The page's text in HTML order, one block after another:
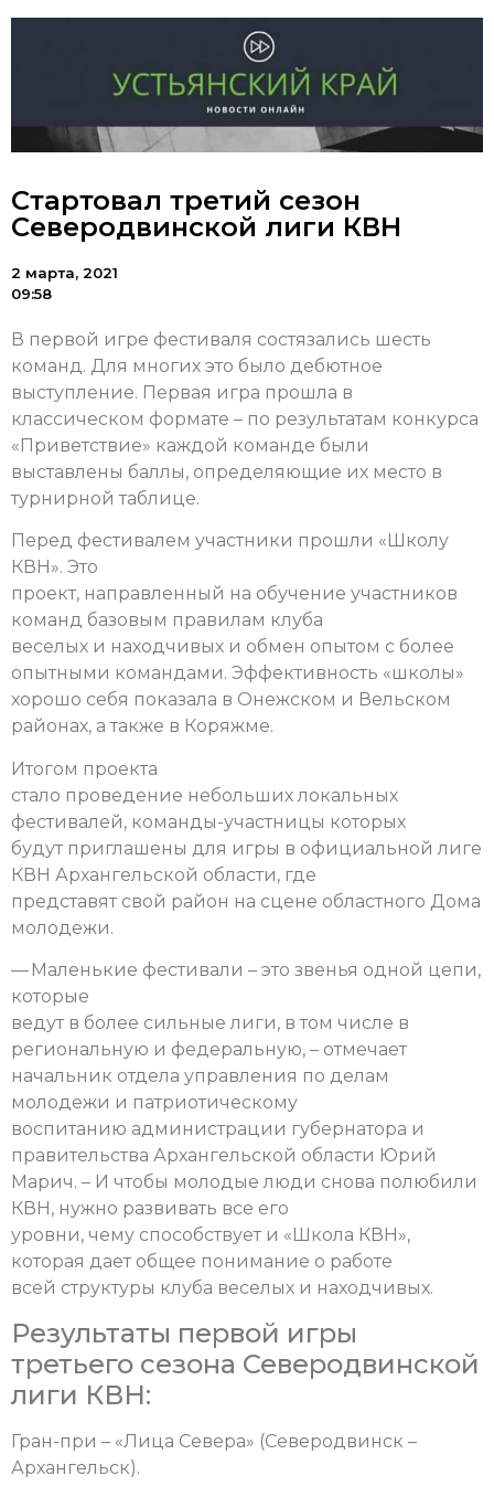
Стартовал третий сезон
Северодвинской лиги КВН
2 марта, 2021
09:58
В первой игре фестиваля состязались шесть
команд. Для многих это было дебютное
выступление. Первая игра прошла в
классическом формате – по результатам конкурса
«Приветствие» каждой команде были
выставлены баллы, определяющие их место в
турнирной таблице.
Перед фестивалем участники прошли «Школу
КВН». Это
проект, направленный на обучение участников
команд базовым правилам клуба
веселых и находчивых и обмен опытом с более
опытными командами. Эффективность «школы»
хорошо себя показала в Онежском и Вельском
районах, а также в Коряжме.
Итогом проекта
стало проведение небольших локальных
фестивалей, команды-участницы которых
будут приглашены для игры в официальной лиге
КВН Архангельской области, где
представят свой район на сцене областного Дома
молодежи.
— Маленькие фестивали – это звенья одной цепи,
которые
ведут в более сильные лиги, в том числе в
региональную и федеральную, – отмечает
начальник отдела управления по делам
молодежи и патриотическому
воспитанию администрации губернатора и
правительства Архангельской области Юрий
Марич. – И чтобы молодые люди снова полюбили
КВН, нужно развивать все его
уровни, чему способствует и «Школа КВН»,
которая дает общее понимание о работе
всей структуры клуба веселых и находчивых.
Результаты первой игры
третьего сезона Северодвинской
лиги КВН:
Гран-при – «Лица Севера» (Северодвинск –
Архангельск).